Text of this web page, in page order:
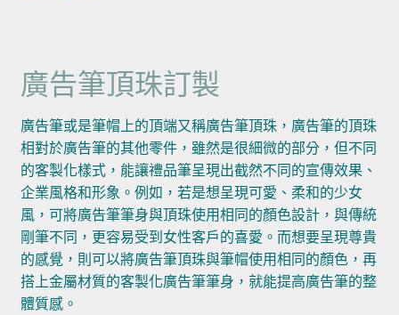
廣告筆頂珠訂製
廣告筆或是筆帽上的頂端又稱廣告筆頂珠，廣告筆的頂珠
相對於廣告筆的其他零件，雖然是很細微的部分，但不同
的客製化樣式，能讓禮品筆呈現出截然不同的宣傳效果、
企業風格和形象。例如，若是想呈現可愛、柔和的少女
風，可將廣告筆筆身與頂珠使用相同的顏色設計，與傳統
剛筆不同，更容易受到女性客戶的喜愛。而想要呈現尊貴
的感覺，則可以將廣告筆頂珠與筆帽使用相同的顏色，再
搭上金屬材質的客製化廣告筆筆身，就能提高廣告筆的整
體質感。